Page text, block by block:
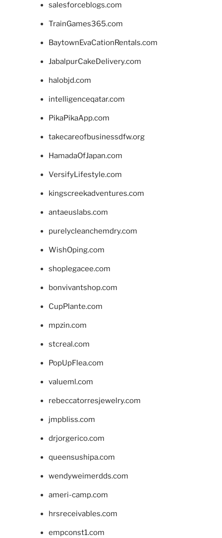
salesforceblogs.com
TrainGames365.com
BaytownEvaCationRentals.com
JabalpurCakeDelivery.com
halobjd.com
intelligenceqatar.com
PikaPikaApp.com
takecareofbusinessdfw.org
HamadaOfJapan.com
VersifyLifestyle.com
kingscreekadventures.com
antaeuslabs.com
purelycleanchemdry.com
WishOping.com
shoplegacee.com
bonvivantshop.com
CupPlante.com
mpzin.com
stcreal.com
PopUpFlea.com
valueml.com
rebeccatorresjewelry.com
jmpbliss.com
drjorgerico.com
queensushipa.com
wendyweimerdds.com
ameri-camp.com
hrsreceivables.com
empconst1.com